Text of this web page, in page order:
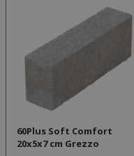
60Plus Soft Comfort
20x5x7 cm Grezzo